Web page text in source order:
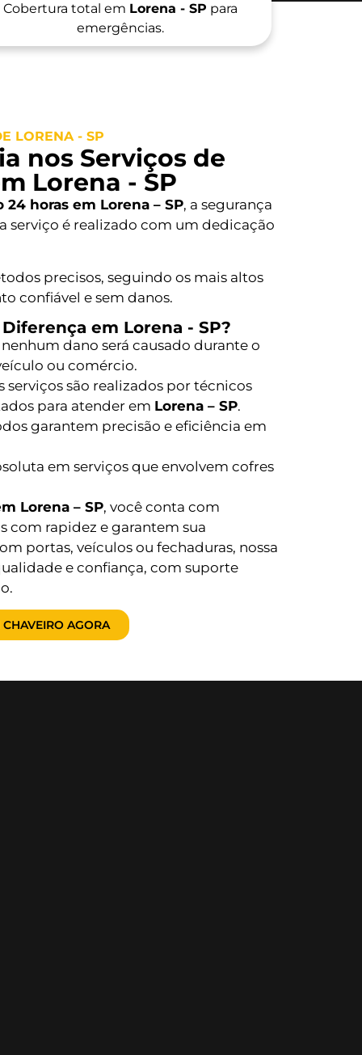
Cobertura total em Lorena - SP para
emergências.
LORENA - SP
nos Serviços de
Lorena - SP
24 horas em Lorena – SP, a segurança
serviço é realizado com um dedicação
precisos, seguindo os mais altos
confiável e sem danos.
em Lorena - SP?
dano será causado durante o
ou comércio.
serviços são realizados por técnicos
para atender em Lorena – SP.
garantem precisão e eficiência em
em serviços que envolvem cofres
Lorena – SP, você conta com
com rapidez e garantem sua
portas, veículos ou fechaduras, nossa
e confiança, com suporte
AGORA